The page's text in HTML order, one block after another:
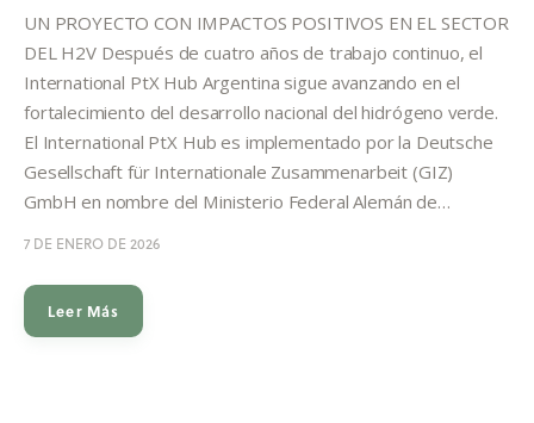
UN PROYECTO CON IMPACTOS POSITIVOS EN EL SECTOR
DEL H2V Después de cuatro años de trabajo continuo, el
International PtX Hub Argentina sigue avanzando en el
fortalecimiento del desarrollo nacional del hidrógeno verde.
El International PtX Hub es implementado por la Deutsche
Gesellschaft für Internationale Zusammenarbeit (GIZ)
GmbH en nombre del Ministerio Federal Alemán de…
7 DE ENERO DE 2026
Leer Más